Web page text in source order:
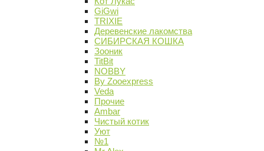
GiGwi
TRIXIE
Деревенские лакомства
СИБИРСКАЯ КОШКА
Зооник
TitBit
NOBBY
By Zooexpress
Veda
Прочие
Ambar
Чистый котик
Уют
№1